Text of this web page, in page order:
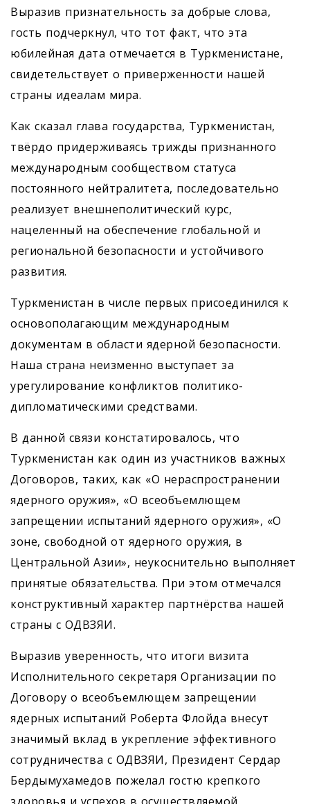
Выразив признательность за добрые слова,
гость подчеркнул, что тот факт, что эта
юбилейная дата отмечается в Туркменистане,
свидетельствует о приверженности нашей
страны идеалам мира.
Как сказал глава государства, Туркменистан,
твёрдо придерживаясь трижды признанного
международным сообществом статуса
постоянного нейтралитета, последовательно
реализует внешнеполитический курс,
нацеленный на обеспечение глобальной и
региональной безопасности и устойчивого
развития.
Туркменистан в числе первых присоединился к
основополагающим международным
документам в области ядерной безопасности.
Наша страна неизменно выступает за
урегулирование конфликтов политико-
дипломатическими средствами.
В данной связи констатировалось, что
Туркменистан как один из участников важных
Договоров, таких, как «О нераспространении
ядерного оружия», «О всеобъемлющем
запрещении испытаний ядерного оружия», «О
зоне, свободной от ядерного оружия, в
Центральной Азии», неукоснительно выполняет
принятые обязательства. При этом отмечался
конструктивный характер партнёрства нашей
страны с ОДВЗЯИ.
Выразив уверенность, что итоги визита
Исполнительного секретаря Организации по
Договору о всеобъемлющем запрещении
ядерных испытаний Роберта Флойда внесут
значимый вклад в укрепление эффективного
сотрудничества с ОДВЗЯИ, Президент Сердар
Бердымухамедов пожелал гостю крепкого